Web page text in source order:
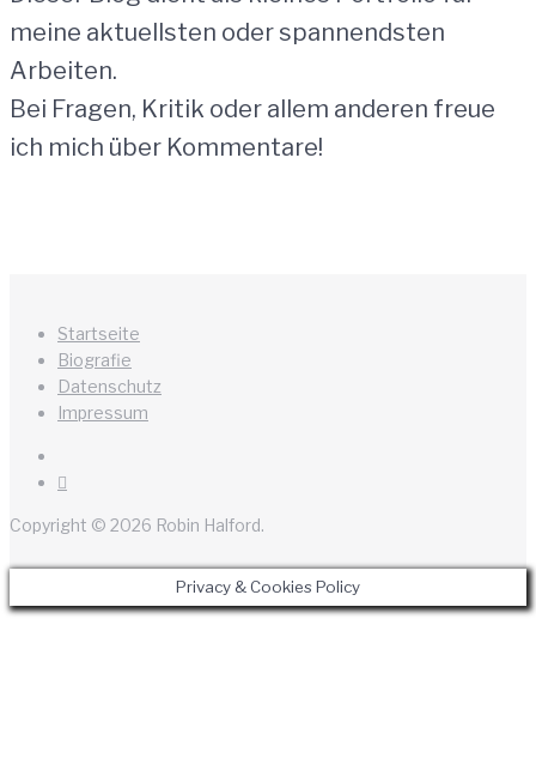
meine aktuellsten oder spannendsten
Arbeiten.
Bei Fragen, Kritik oder allem anderen freue
ich mich über Kommentare!
Startseite
Biografie
Datenschutz
Impressum
Copyright © 2026 Robin Halford.
Privacy & Cookies Policy